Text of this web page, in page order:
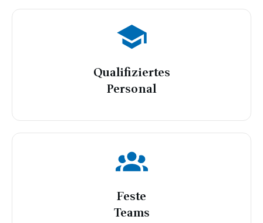
Qualifiziertes
Personal
Feste
Teams